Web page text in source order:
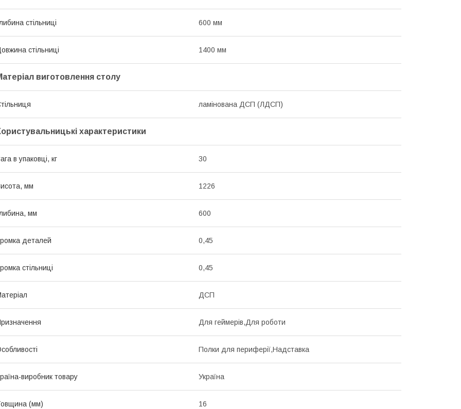
стільниці 600 мм
стільниці 1400 мм
виготовлення столу
ламінована ДСП (ЛДСП)
характеристики
в упаковці, кг 30
мм 1226
мм 600
деталей 0,45
стільниці 0,45
ДСП
Для геймерів,Для роботи
Полки для периферії,Надставка
виробник товару Україна
(мм) 16